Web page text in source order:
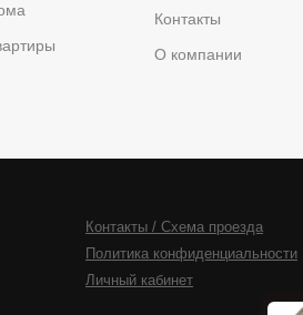
Контакты
О компании
Контакты / Схема проезда
Политика конфиденциальности
Личный кабинет